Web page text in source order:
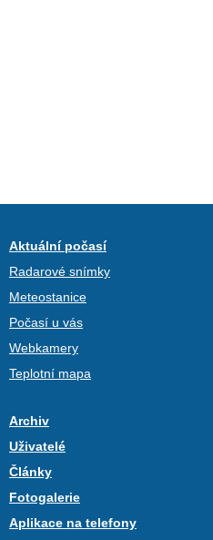
Aktuální počasí
Radarové snímky
Meteostanice
Počasí u vás
Webkamery
Teplotní mapa
Archiv
Uživatelé
Články
Fotogalerie
Aplikace na telefony